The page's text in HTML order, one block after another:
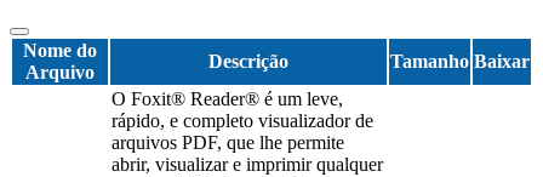
Nome do
Arquivo
Descrição Tamanho Baixar
O Foxit® Reader® é um leve,
rápido, e completo visualizador de
arquivos PDF, que lhe permite
abrir, visualizar e imprimir qualquer